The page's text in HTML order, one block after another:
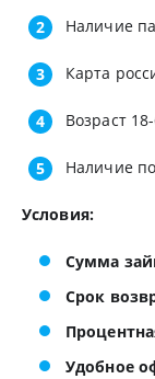
Наличие
Карта
Возраст
Наличие
Условия:
Сумма
Срок
Удобное